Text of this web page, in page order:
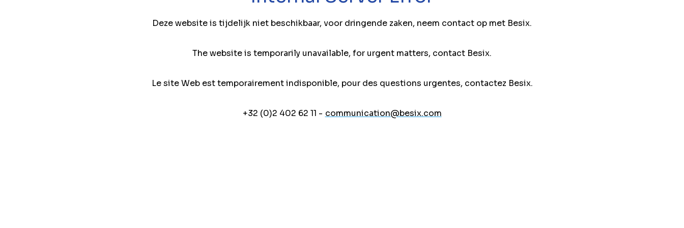
Deze website is tijdelijk niet beschikbaar, voor dringende zaken, neem contact op met Besix.
The website is temporarily unavailable, for urgent matters, contact Besix.
Le site Web est temporairement indisponible, pour des questions urgentes, contactez Besix.
+32 (0)2 402 62 11 - communication@besix.com